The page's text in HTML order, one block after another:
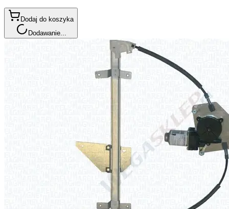
Dodaj do koszyka
Dodawanie...